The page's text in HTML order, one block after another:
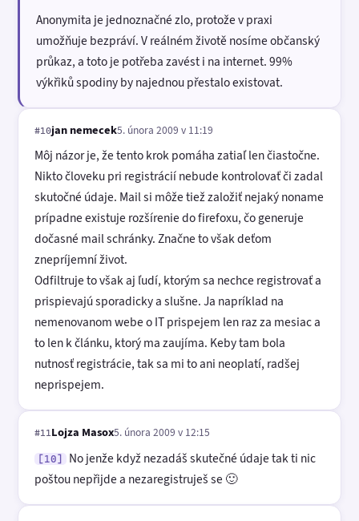
Anonymita je jednoznačné zlo, protože v praxi
umožňuje bezpráví. V reálném životě nosíme občanský
průkaz, a toto je potřeba zavést i na internet. 99%
výkřiků spodiny by najednou přestalo existovat.
#10jan nemecek5. února 2009 v 11:19
Môj názor je, že tento krok pomáha zatiaľ len čiastočne.
Nikto človeku pri registrácií nebude kontrolovať či zadal
skutočné údaje. Mail si môže tiež založiť nejaký noname
prípadne existuje rozšírenie do firefoxu, čo generuje
dočasné mail schránky. Značne to však deťom
znepríjemní život.
Odfiltruje to však aj ľudí, ktorým sa nechce registrovať a
prispievajú sporadicky a slušne. Ja napríklad na
nemenovanom webe o IT prispejem len raz za mesiac a
to len k článku, ktorý ma zaujíma. Keby tam bola
nutnosť registrácie, tak sa mi to ani neoplatí, radšej
neprispejem.
#11Lojza Masox5. února 2009 v 12:15
[10]
No jenže když nezadáš skutečné údaje tak ti nic
poštou nepřijde a nezaregistruješ se 🙂